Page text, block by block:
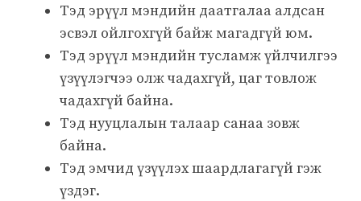
Тэд эрүүл мэндийн даатгалаа алдсан
эсвэл ойлгохгүй байж магадгүй юм.
Тэд эрүүл мэндийн тусламж үйлчилгээ
үзүүлэгчээ олж чадахгүй, цаг товлож
чадахгүй байна.
Тэд нууцлалын талаар санаа зовж
байна.
Тэд эмчид үзүүлэх шаардлагагүй гэж
үздэг.